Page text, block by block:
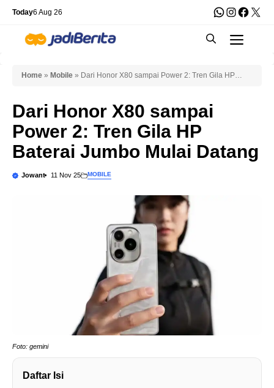
Skip
content
Today6 Aug 26 WhatsApp
X
Home » Mobile » Dari Honor X80 sampai Power 2: Tren Gila HP
Dari Honor X80 sampai
Power 2: Tren Gila HP
Baterai Jumbo Mulai Datang
Jowant 11 Nov 25 MOBILE
Foto: gemini
Daftar Isi